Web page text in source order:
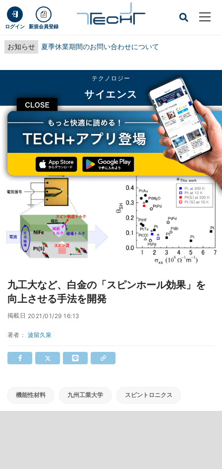
ログイン 新規会員登録
お知らせ 夏季休業期間のお問い合わせについて
CLOSE
テクノロジー
サイエンス
TECH+ テクノロジー
サイエンス
九工大など、白金の「スピンホール効果」を向上させる手法を開発
九工大など、白金の「スピンホール効果」を
向上させる手法を開発
掲載日 2021/01/29 16:13
著者： 波留久泉
機能性材料 九州工業大学 スピントロニクス